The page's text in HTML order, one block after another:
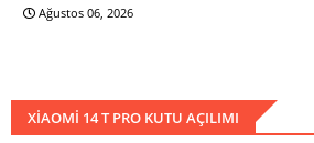
Ağustos 06, 2026
XIAOMI 14 T PRO KUTU AÇILIMI